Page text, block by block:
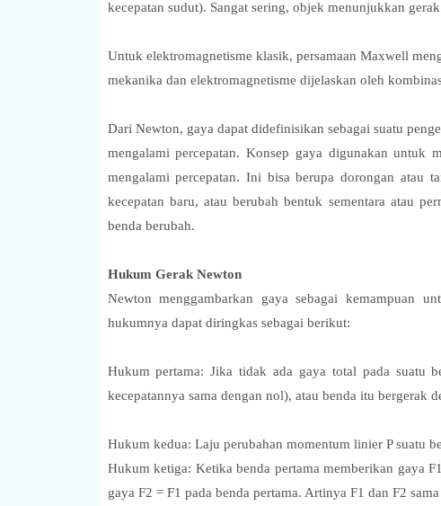
kecepatan sudut). Sangat sering, objek menunjukkan
Untuk elektromagnetisme klasik, persamaan Maxwell
mekanika dan elektromagnetisme dijelaskan oleh
Dari Newton, gaya dapat didefinisikan sebagai suatu
mengalami percepatan. Konsep gaya digunakan untuk
mengalami percepatan. Ini bisa berupa dorongan atau
kecepatan baru, atau berubah bentuk sementara atau
benda berubah.
Hukum Gerak Newton
Newton menggambarkan gaya sebagai kemampuan
hukumnya dapat diringkas sebagai berikut:
Hukum pertama: Jika tidak ada gaya total pada suatu
kecepatannya sama dengan nol), atau benda itu bergerak
Hukum kedua: Laju perubahan momentum linier P suatu
Hukum ketiga: Ketika benda pertama memberikan gaya
gaya F2 = F1 pada benda pertama. Artinya F1 dan F2